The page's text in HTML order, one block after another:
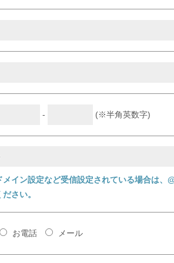
- (※半角英数字)
イン設定など受信設定されている場合は、
さい。
お電話 メール